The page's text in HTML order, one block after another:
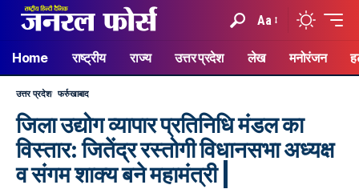
Aa
Home राष्ट्रीय राज्य उत्तर प्रदेश लेख मनोरंजन
उत्तर प्रदेश फर्रुखाबाद
जिला उद्योग व्यापार प्रतिनिधि मंडल का
विस्तार: जितेंद्र रस्तोगी विधानसभा अध्यक्ष
व संगम शाक्य बने महामंत्री |